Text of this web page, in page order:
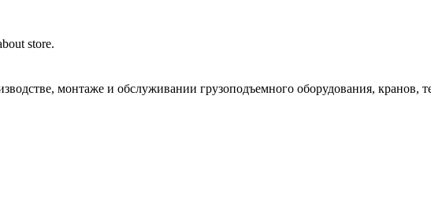
store.
монтаже и обслуживании грузоподъемного оборудования, кранов,